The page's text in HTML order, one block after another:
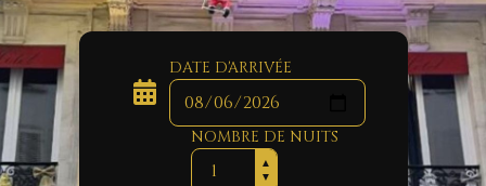
DATE D'ARRIVÉE
NOMBRE DE NUITS
▲
▼